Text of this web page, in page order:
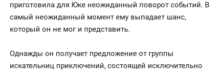
приготовила для Юке неожиданный поворот событий. В
самый неожиданный момент ему выпадает шанс,
который он не мог и представить.
Однажды он получает предложение от группы
искательниц приключений, состоящей исключительно